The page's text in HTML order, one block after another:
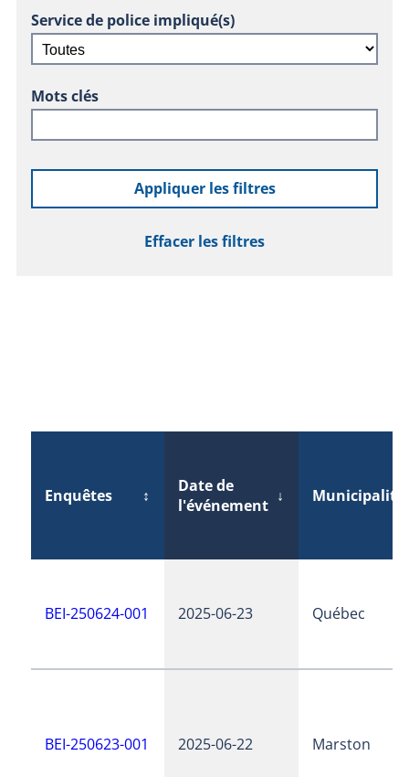
Service de police impliqué(s)
Mots clés
Appliquer les filtres
Effacer les filtres
Enquêtes ↕
Date de
l'événement ↓ Municipalité
BEI-250624-001 2025-06-23 Québec
BEI-250623-001 2025-06-22 Marston